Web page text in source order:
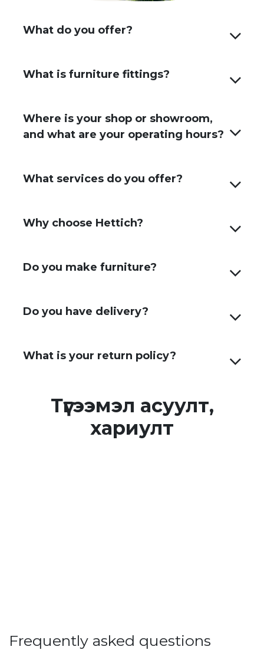
What do you offer?
What is furniture fittings?
Where is your shop or showroom,
and what are your operating hours?
What services do you offer?
Why choose Hettich?
Do you make furniture?
Do you have delivery?
What is your return policy?
Түгээмэл асуулт,
хариулт
Frequently asked questions